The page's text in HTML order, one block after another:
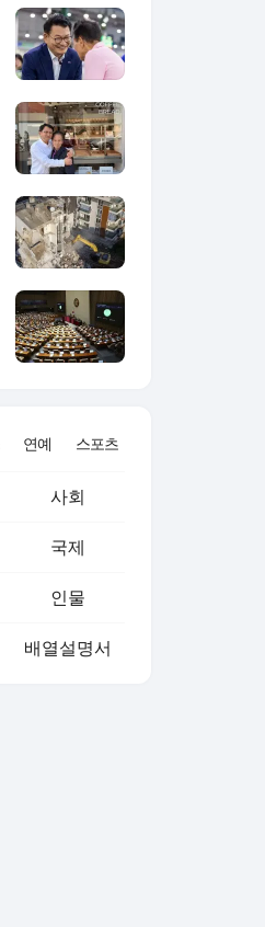
연예 스포츠
사회
국제
인물
배열설명서